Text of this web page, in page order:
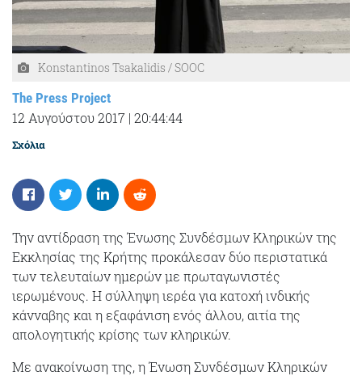
Konstantinos Tsakalidis / SOOC
The Press Project
12 Αυγούστου 2017 | 20:44:44
Σχόλια
Την αντίδραση της Ένωσης Συνδέσμων Κληρικών της
Εκκλησίας της Κρήτης προκάλεσαν δύο περιστατικά
των τελευταίων ημερών με πρωταγωνιστές
ιερωμένους. Η σύλληψη ιερέα για κατοχή ινδικής
κάνναβης και η εξαφάνιση ενός άλλου, αιτία της
απολογητικής κρίσης των κληρικών.
Με ανακοίνωση της, η Ένωση Συνδέσμων Κληρικών